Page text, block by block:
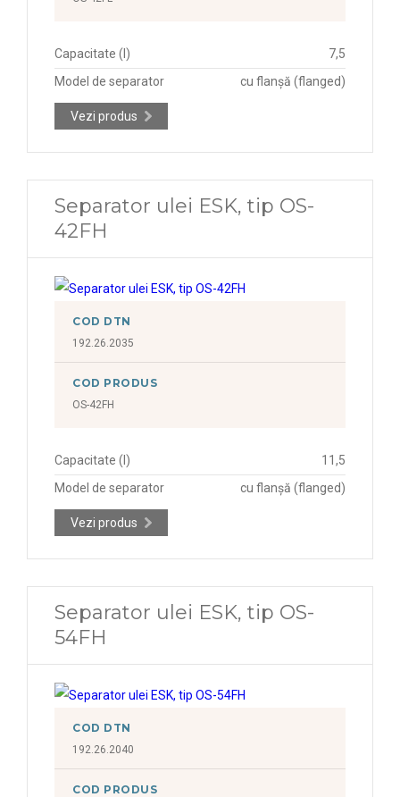
Capacitate (l)
7,5
Model de separator
cu flanșă (flanged)
Vezi produs
Separator ulei ESK, tip OS-
42FH
COD DTN
192.26.2035
COD PRODUS
OS-42FH
Capacitate (l)
11,5
Model de separator
cu flanșă (flanged)
Vezi produs
Separator ulei ESK, tip OS-
54FH
COD DTN
192.26.2040
COD PRODUS